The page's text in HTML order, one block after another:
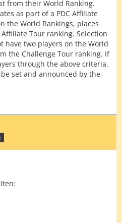
from their World Ranking.
as part of a PDC Affiliate
the World Rankings, places
Tour ranking. Selection
have two players on the World
the Challenge Tour ranking. If
through the above criteria,
set and announced by the